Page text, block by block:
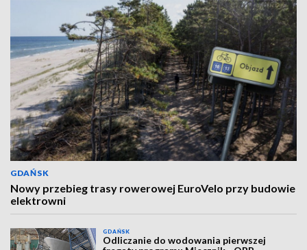
GDAŃSK
Nowy przebieg trasy rowerowej EuroVelo przy budowie
elektrowni
GDAŃSK
Odliczanie do wodowania pierwszej